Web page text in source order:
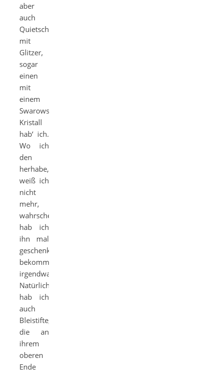
aber
auch
Quietschebunte
mit
Glitzer,
sogar
einen
mit
einem
Swarowski-
Kristall
hab‘ ich.
Wo ich
den
herhabe,
weiß ich
nicht
mehr,
wahrscheinlich
hab ich
ihn mal
geschenkt
bekommen,
irgendwann.
Natürlich
hab ich
auch
Bleistifte,
die an
ihrem
oberen
Ende